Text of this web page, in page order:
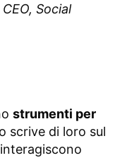
Social
strumenti per
scrive di loro sul